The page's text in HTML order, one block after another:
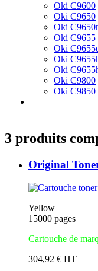
Oki C9600
Oki C9650
Oki
Oki C9655
Oki
Oki
Oki
Oki C9800
Oki C9850
3 produits
Original
Yellow
15000 pages
Cartouche de
304,92 € HT